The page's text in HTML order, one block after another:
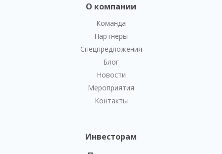
О компании
Команда
Партнеры
Спецпредложения
Блог
Новости
Мероприятия
Контакты
Инвесторам